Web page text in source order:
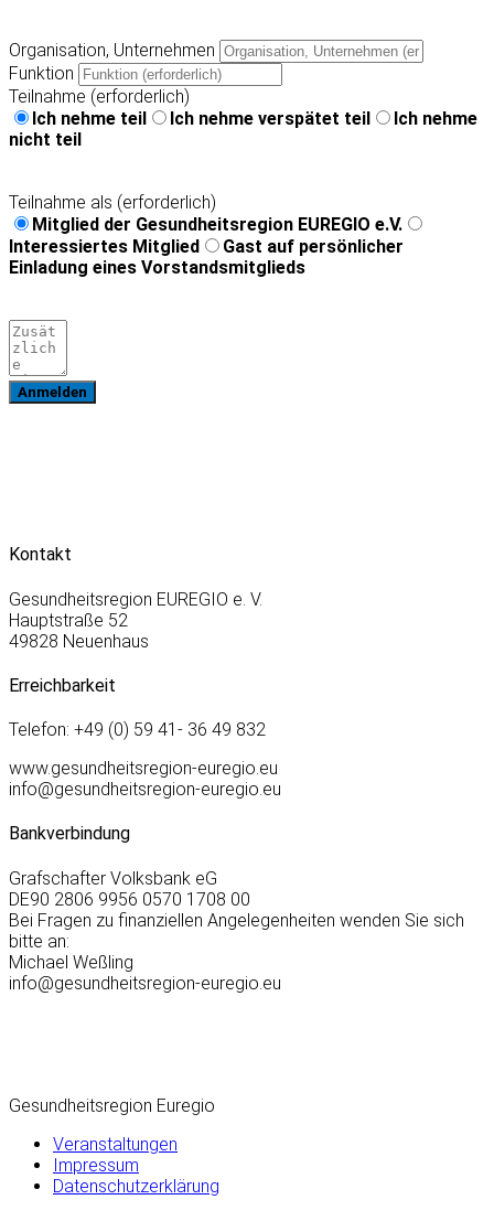
Organisation, Unternehmen
Funktion
Teilnahme (erforderlich)
Ich nehme teil
Ich nehme verspätet teil
Ich nehme
nicht teil
Teilnahme als (erforderlich)
Mitglied der Gesundheitsregion EUREGIO e.V.
Interessiertes Mitglied
Gast auf persönlicher
Einladung eines Vorstandsmitglieds
Anmelden
Kontakt
Gesundheitsregion EUREGIO e. V.
Hauptstraße 52
49828 Neuenhaus
Erreichbarkeit
Telefon: +49 (0) 59 41- 36 49 832
www.gesundheitsregion-euregio.eu
info@gesundheitsregion-euregio.eu
Bankverbindung
Grafschafter Volksbank eG
DE90 2806 9956 0570 1708 00
Bei Fragen zu finanziellen Angelegenheiten wenden Sie sich
bitte an:
Michael Weßling
info@gesundheitsregion-euregio.eu
Gesundheitsregion Euregio
Veranstaltungen
Impressum
Datenschutzerklärung